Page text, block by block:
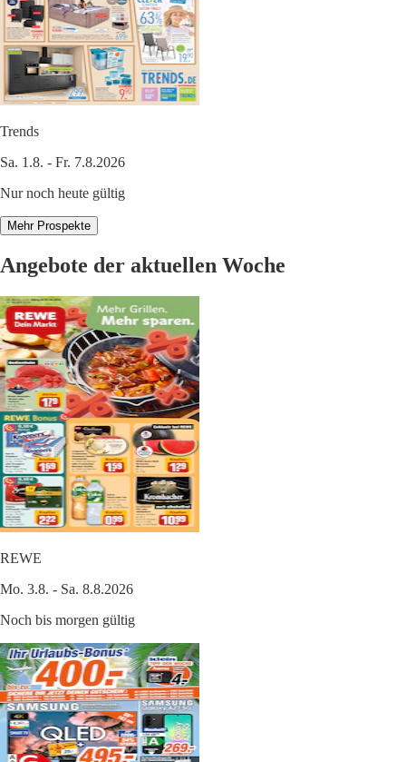
Trends
Sa. 1.8. - Fr. 7.8.2026
Nur noch heute gültig
Mehr Prospekte
Angebote der aktuellen Woche
REWE
Mo. 3.8. - Sa. 8.8.2026
Noch bis morgen gültig